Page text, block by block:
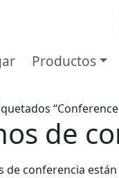
Productos
“Conference
de
de conferencia